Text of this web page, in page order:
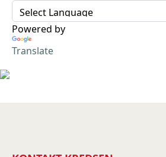
Powered by
Translate